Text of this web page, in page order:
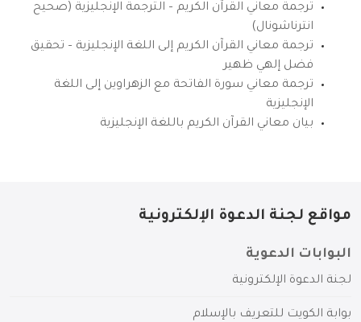
ترجمة معاني القرآن الكريم – الترجمة الإنجليزية (صحيح
انترناشونال)
ترجمة معاني القرآن الكريم إلى اللغة الإنجليزية – تحقيق
فضل إلهي ظهير
ترجمة معاني سورة الفاتحة مع الزهراوين إلى اللغة
الإنجليزية
بيان معاني القرآن الكريم باللغة الإنجليزية
مواقع لجنة الدعوة الإلكترونية
البوابات الدعوية
لجنة الدعوة الإلكترونية
بوابة الكويت للتعريف بالإسلام